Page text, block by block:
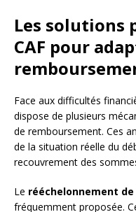
Les solutions
CAF pour
Face aux difficultés
dispose de plusieurs
de remboursement. Ces
de la situation réelle du
recouvrement des
Le rééchelonnement
fréquemment proposée.